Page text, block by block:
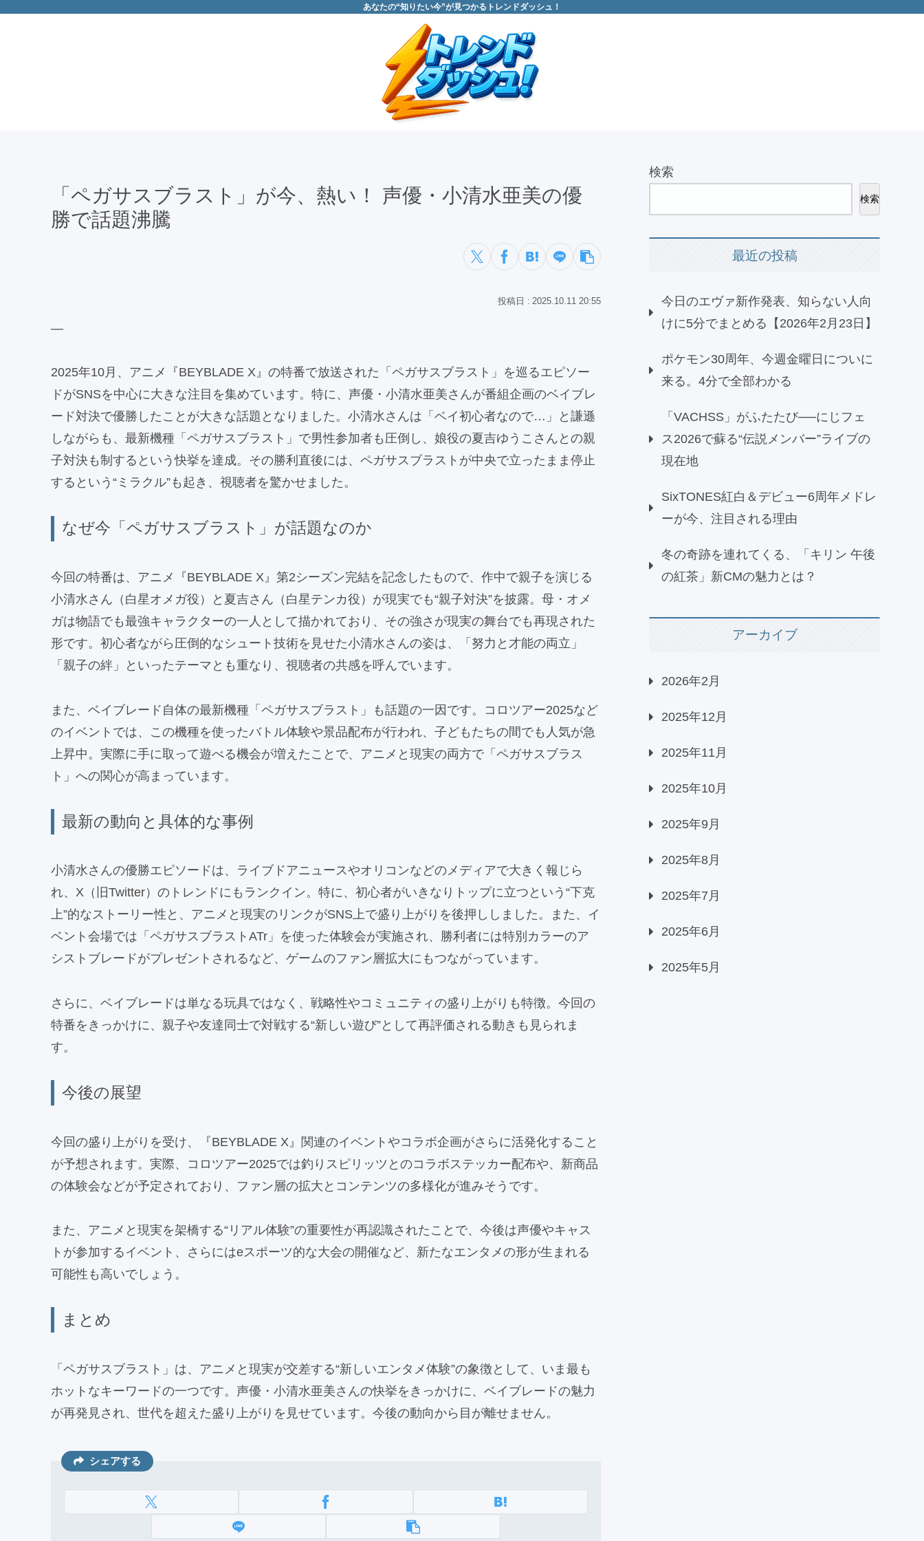
あなたの“知りたい今”が見つかるトレンドダッシュ！
「ペガサスブラスト」が今、熱い！ 声優・小清水亜美の優
勝で話題沸騰
2025.10.11 20:55
—
2025年10月、アニメ『BEYBLADE X』の特番で放送された「ペガサスブラスト」を巡るエピソー
ドがSNSを中心に大きな注目を集めています。特に、声優・小清水亜美さんが番組企画のベイブレ
ード対決で優勝したことが大きな話題となりました。小清水さんは「ベイ初心者なので…」と謙遜
しながらも、最新機種「ペガサスブラスト」で男性参加者も圧倒し、娘役の夏吉ゆうこさんとの親
子対決も制するという快挙を達成。その勝利直後には、ペガサスブラストが中央で立ったまま停止
するという“ミラクル”も起き、視聴者を驚かせました。
なぜ今「ペガサスブラスト」が話題なのか
今回の特番は、アニメ『BEYBLADE X』第2シーズン完結を記念したもので、作中で親子を演じる
小清水さん（白星オメガ役）と夏吉さん（白星テンカ役）が現実でも“親子対決”を披露。母・オメ
ガは物語でも最強キャラクターの一人として描かれており、その強さが現実の舞台でも再現された
形です。初心者ながら圧倒的なシュート技術を見せた小清水さんの姿は、「努力と才能の両立」
「親子の絆」といったテーマとも重なり、視聴者の共感を呼んでいます。
また、ベイブレード自体の最新機種「ペガサスブラスト」も話題の一因です。コロツアー2025など
のイベントでは、この機種を使ったバトル体験や景品配布が行われ、子どもたちの間でも人気が急
上昇中。実際に手に取って遊べる機会が増えたことで、アニメと現実の両方で「ペガサスブラス
ト」への関心が高まっています。
最新の動向と具体的な事例
小清水さんの優勝エピソードは、ライブドアニュースやオリコンなどのメディアで大きく報じら
れ、X（旧Twitter）のトレンドにもランクイン。特に、初心者がいきなりトップに立つという“下克
上”的なストーリー性と、アニメと現実のリンクがSNS上で盛り上がりを後押ししました。また、イ
ベント会場では「ペガサスブラストATr」を使った体験会が実施され、勝利者には特別カラーのア
シストブレードがプレゼントされるなど、ゲームのファン層拡大にもつながっています。
さらに、ベイブレードは単なる玩具ではなく、戦略性やコミュニティの盛り上がりも特徴。今回の
特番をきっかけに、親子や友達同士で対戦する“新しい遊び”として再評価される動きも見られま
す。
今後の展望
今回の盛り上がりを受け、『BEYBLADE X』関連のイベントやコラボ企画がさらに活発化すること
が予想されます。実際、コロツアー2025では釣りスピリッツとのコラボステッカー配布や、新商品
の体験会などが予定されており、ファン層の拡大とコンテンツの多様化が進みそうです。
また、アニメと現実を架橋する“リアル体験”の重要性が再認識されたことで、今後は声優やキャス
トが参加するイベント、さらにはeスポーツ的な大会の開催など、新たなエンタメの形が生まれる
可能性も高いでしょう。
まとめ
「ペガサスブラスト」は、アニメと現実が交差する“新しいエンタメ体験”の象徴として、いま最も
ホットなキーワードの一つです。声優・小清水亜美さんの快挙をきっかけに、ベイブレードの魅力
が再発見され、世代を超えた盛り上がりを見せています。今後の動向から目が離せません。
シェアする
検索
検索
最近の投稿
今日のエヴァ新作発表、知らない人向
けに5分でまとめる【2026年2月23日】
ポケモン30周年、今週金曜日についに
来る。4分で全部わかる
「VACHSS」がふたたび──にじフェ
ス2026で蘇る“伝説メンバー”ライブの
現在地
SixTONES紅白＆デビュー6周年メドレ
ーが今、注目される理由
冬の奇跡を連れてくる、「キリン 午後
の紅茶」新CMの魅力とは？
アーカイブ
2026年2月
2025年12月
2025年11月
2025年10月
2025年9月
2025年8月
2025年7月
2025年6月
2025年5月